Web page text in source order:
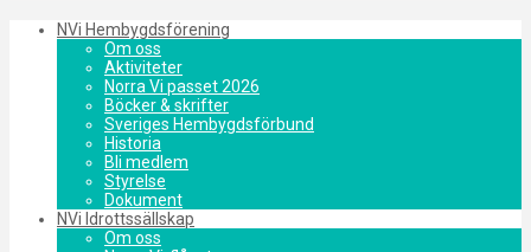
NVi Hembygdsförening
Om oss
Aktiviteter
Norra Vi passet 2026
Böcker & skrifter
Sveriges Hembygdsförbund
Historia
Bli medlem
Styrelse
Dokument
NVi Idrottssällskap
Om oss